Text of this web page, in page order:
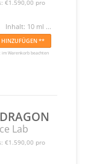
€1.590,00 pro
Inhalt: 10 ml ...
HINZUFÜGEN **
Warenkorb beachten
Lab
€1.590,00 pro